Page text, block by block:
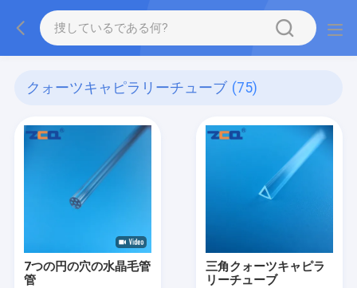
クォーツキャピラリーチューブ (75)
7つの円の穴の水晶毛管
管
三角クォーツキャピラ
リーチューブ